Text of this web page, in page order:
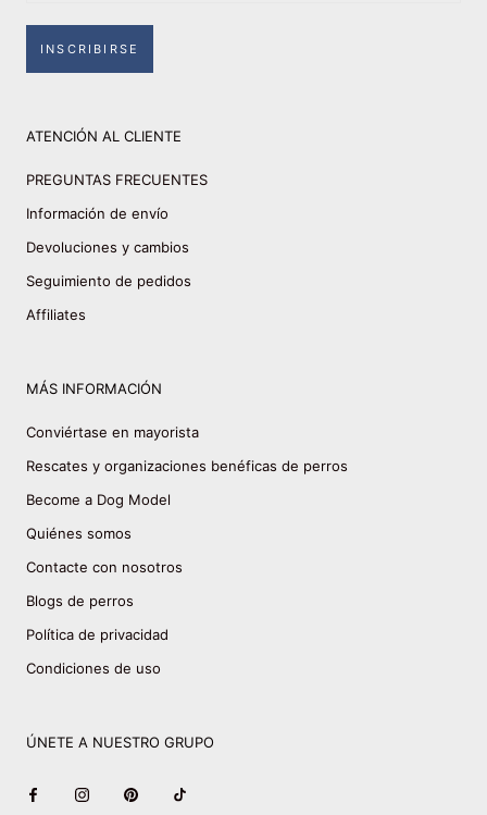
INSCRIBIRSE
ATENCIÓN AL CLIENTE
PREGUNTAS FRECUENTES
Información de envío
Devoluciones y cambios
Seguimiento de pedidos
Affiliates
MÁS INFORMACIÓN
Conviértase en mayorista
Rescates y organizaciones benéficas de perros
Become a Dog Model
Quiénes somos
Contacte con nosotros
Blogs de perros
Política de privacidad
Condiciones de uso
ÚNETE A NUESTRO GRUPO